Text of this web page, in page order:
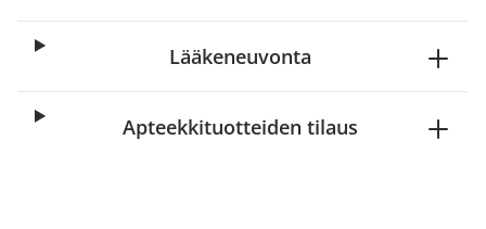
Lääkeneuvonta
Apteekkituotteiden tilaus